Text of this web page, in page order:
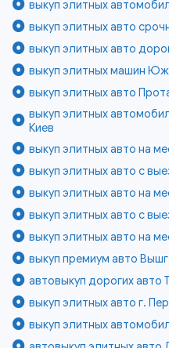
выкуп элитных
выкуп элитных авто
выкуп элитных авто
выкуп элитных машин
выкуп элитных авто
выкуп элитных
Киев
выкуп элитных авто на
выкуп элитных авто с
выкуп элитных авто на
выкуп элитных авто с
выкуп элитных авто на
выкуп премиум авто
автовыкуп дорогих авто
выкуп элитных авто г.
выкуп элитных